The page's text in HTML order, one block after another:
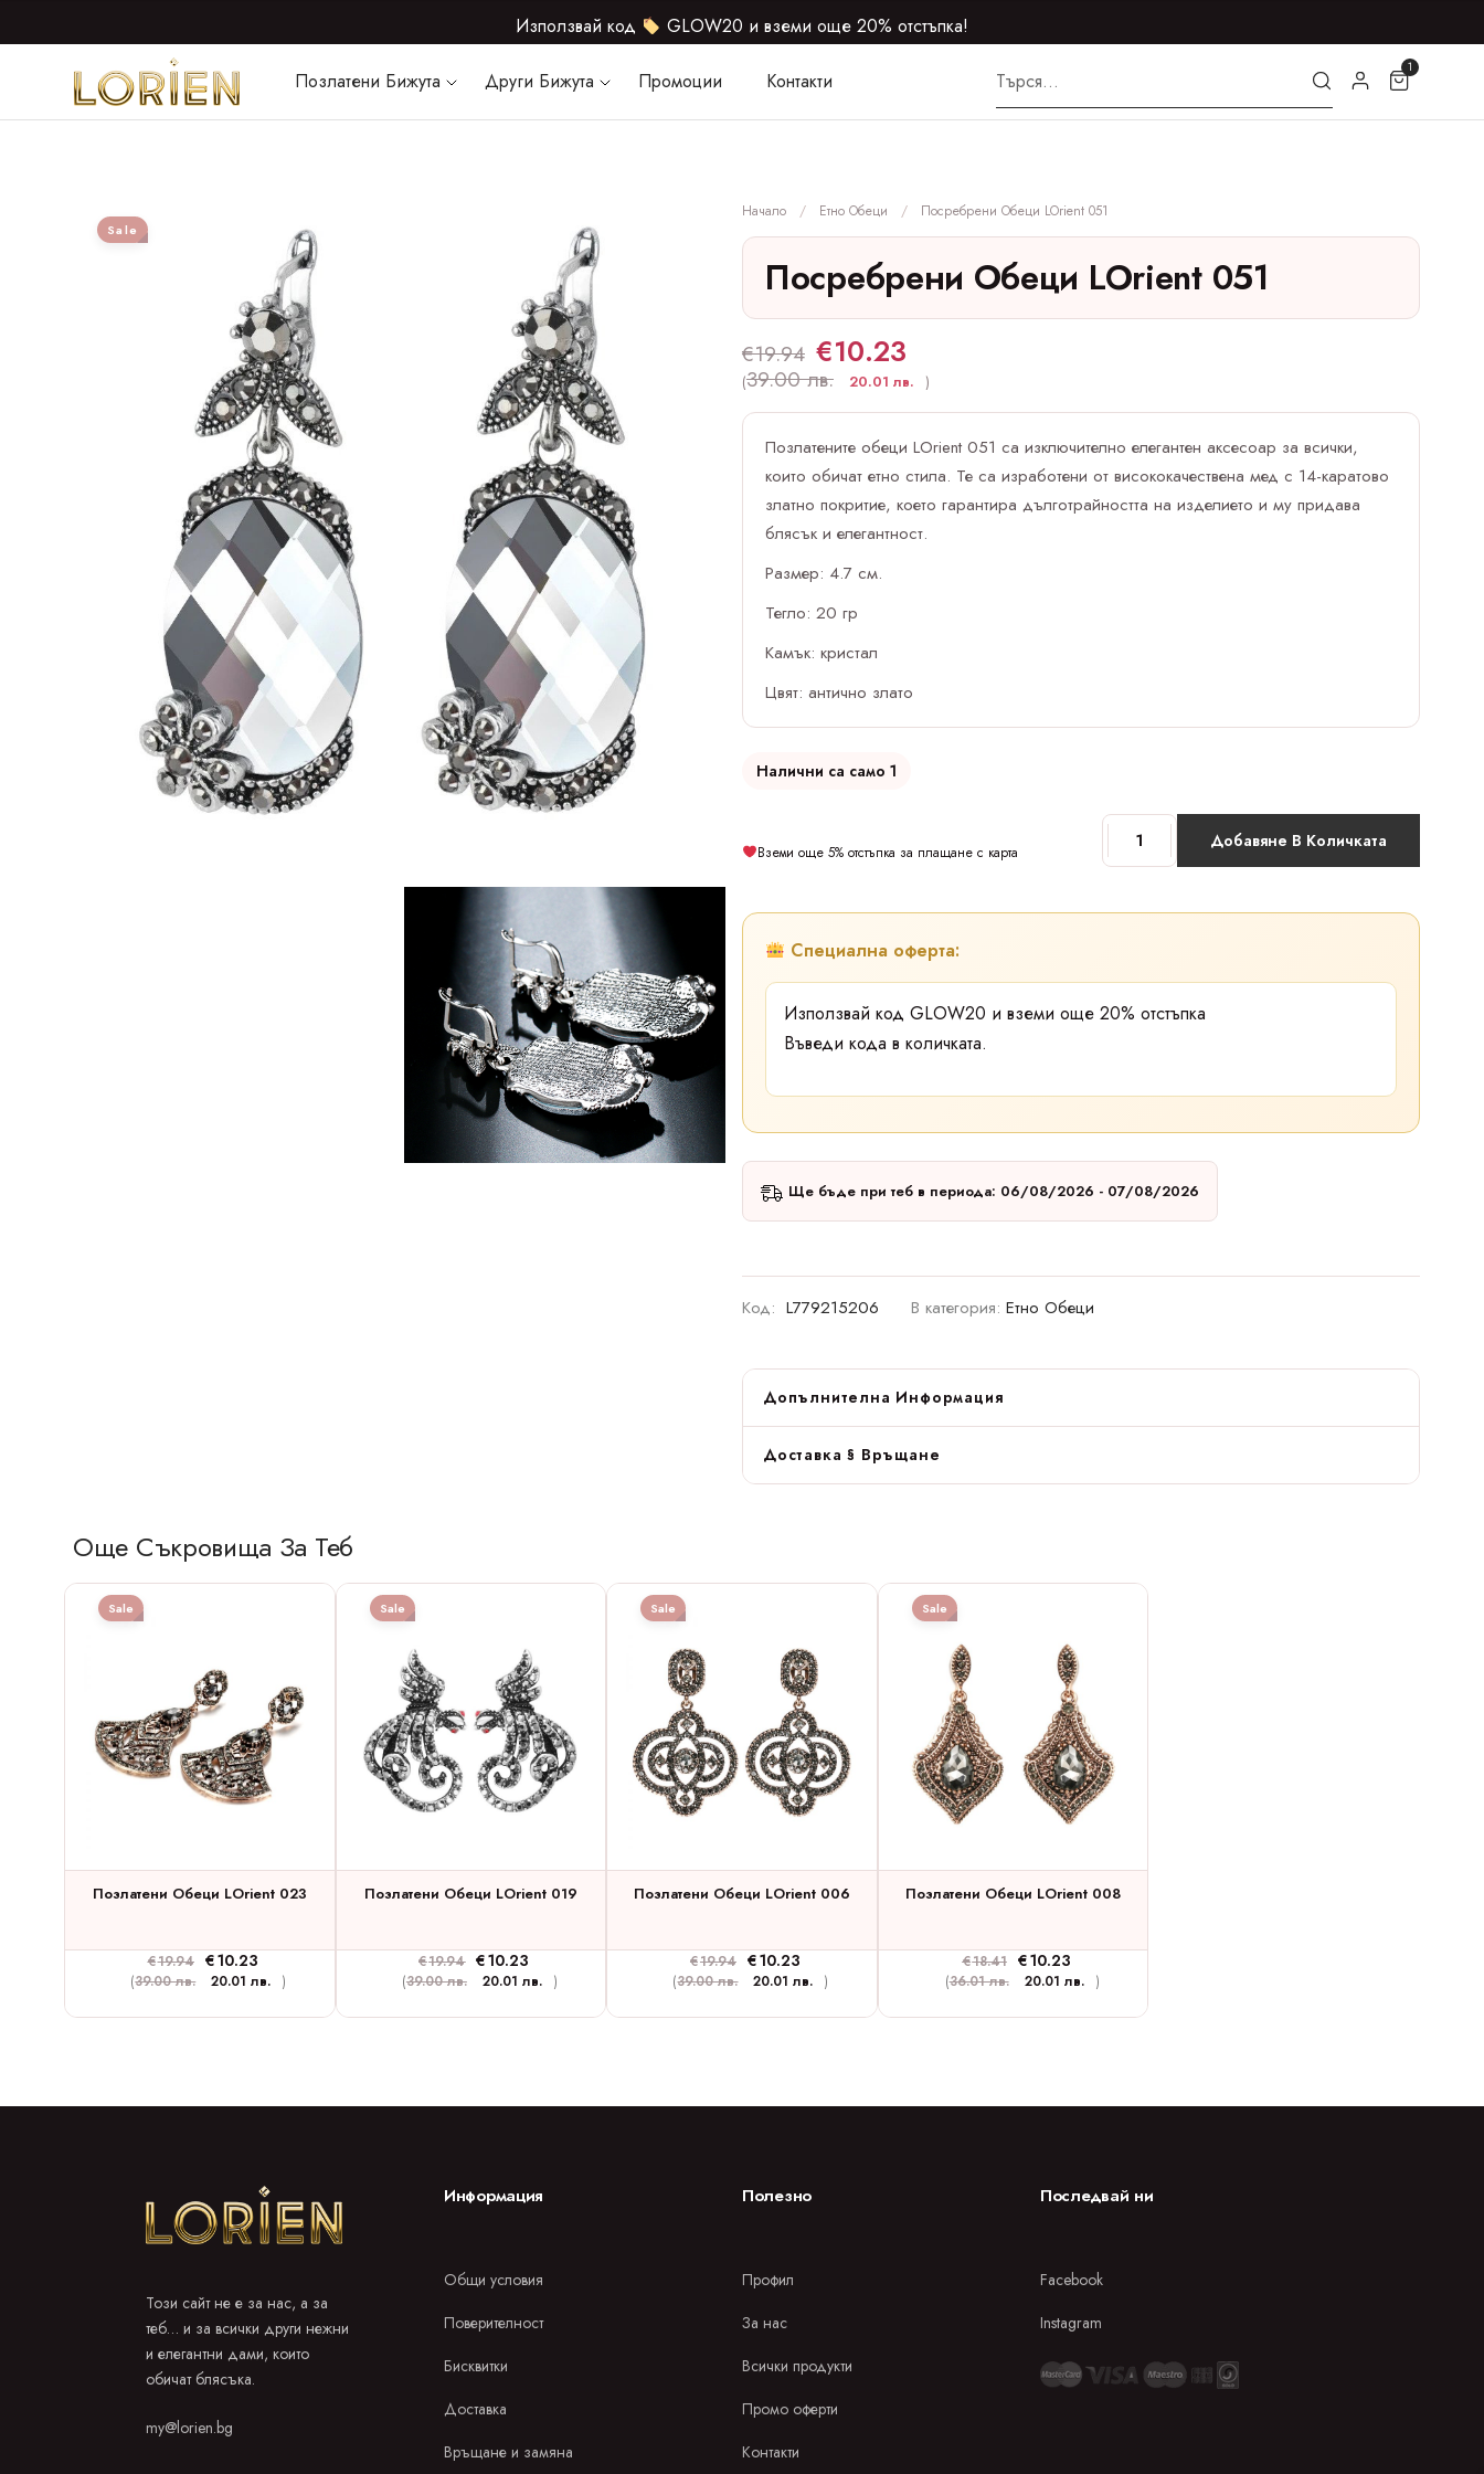
Използвай код GLOW20 и вземи още 20% отстъпка!
Позлатени Бижута Други Бижута Промоции Контакти
1
Sale
Начало Етно Обеци Посребрени Обеци LOrient 051
Посребрени Обеци LOrient 051
€19.94 €10.23
(39.00 лв. 20.01 лв. )
Позлатените обеци LOrient 051 са изключително елегантен аксесоар за всички,
които обичат етно стила. Те са изработени от висококачествена мед с 14-каратово
златно покритие, което гарантира дълготрайността на изделието и му придава
блясък и елегантност.
Размер: 4.7 см.
Тегло: 20 гр
Камък: кристал
Цвят: антично злато
Налични са само 1
Вземи още 5% отстъпка за плащане с карта
Добавяне В Количката
Специална оферта:
Използвай код GLOW20 и вземи още 20% отстъпка
Въведи кода в количката.
Ще бъде при теб в периода: 06/08/2026 - 07/08/2026
Код: L779215206 В категория: Етно Обеци
Допълнителна Информация
Доставка § Връщане
Още Съкровища За Теб
Sale
Позлатени Обеци LOrient 023
€19.94 €10.23
(39.00 лв. 20.01 лв. )
Sale
Позлатени Обеци LOrient 019
€19.94 €10.23
(39.00 лв. 20.01 лв. )
Sale
Позлатени Обеци LOrient 006
€19.94 €10.23
(39.00 лв. 20.01 лв. )
Sale
Позлатени Обеци LOrient 008
€18.41 €10.23
(36.01 лв. 20.01 лв. )
Този сайт не е за нас, а за
теб… и за всички други нежни
и елегантни дами, които
обичат блясъка.
my@lorien.bg
Информация
Общи условия
Поверителност
Бисквитки
Доставка
Връщане и замяна
Полезно
Профил
За нас
Всички продукти
Промо оферти
Контакти
Последвай ни
Facebook
Instagram